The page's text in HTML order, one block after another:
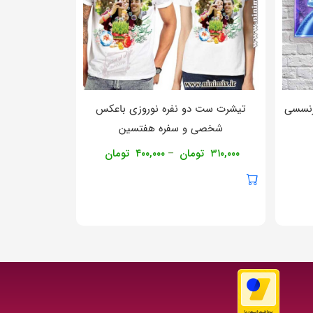
تیشرت ست دو نفره نوروزی باعکس
شخصی و سفره هفتسین
۳۱۰,۰۰۰ تومان – ۴۰۰,۰۰۰ تومان